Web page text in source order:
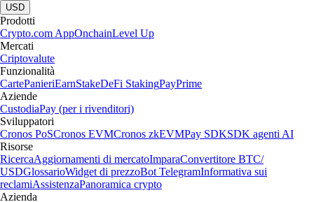
USD
Prodotti
Crypto.com AppOnchainLevel Up
Mercati
Criptovalute
Funzionalità
CartePanieriEarnStakeDeFi StakingPayPrime
Aziende
CustodiaPay (per i rivenditori)
Sviluppatori
Cronos PoSCronos EVMCronos zkEVMPay SDKSDK agenti AI
Risorse
RicercaAggiornamenti di mercatoImparaConvertitore BTC/
USDGlossarioWidget di prezzoBot TelegramInformativa sui
reclamiAssistenzaPanoramica crypto
Azienda